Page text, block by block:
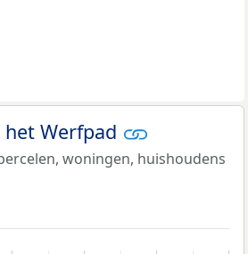
Werfpad
woningen, huishoudens